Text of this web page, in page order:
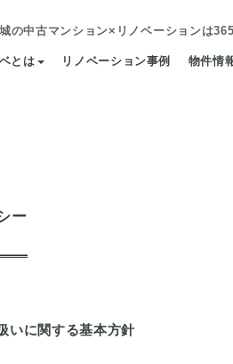
の中古マンション×リノベーションは
とは リノベーション事例 物件情
ー
いに関する基本方針